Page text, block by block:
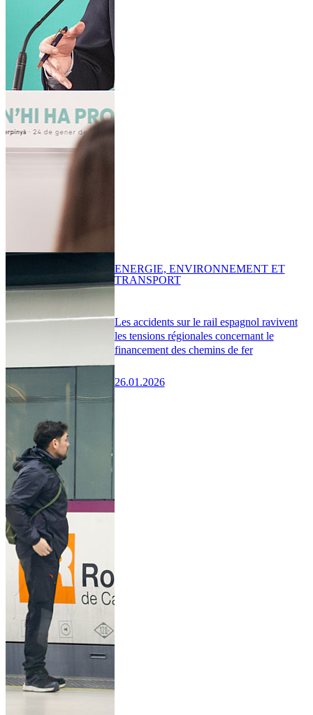
Les accidents sur le rail espagnol ravivent
les tensions régionales concernant le
financement des chemins de fer
26.01.2026
ENERGIE, ENVIRONNEMENT ET
TRANSPORT